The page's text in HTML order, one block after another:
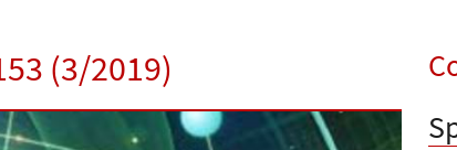
(3/2019)